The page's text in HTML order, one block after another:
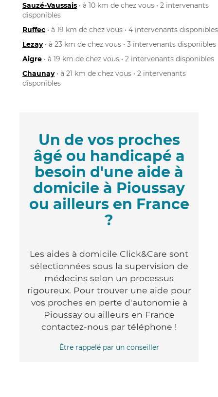
Sauzé-Vaussais • à 10 km de chez vous • 2 intervenants
disponibles
Ruffec • à 19 km de chez vous • 4 intervenants disponibles
Lezay• à 23 km de chez vous • 3 intervenants disponibles
Aigre • à 19 km de chez vous • 2 intervenants disponibles
Chaunay• à 21 km de chez vous • 2 intervenants
disponibles
Un de vos proches
âgé ou handicapé a
besoin d'une aide à
domicile à Pioussay
ou ailleurs en France
?
Les aides à domicile Click&Care sont
sélectionnées sous la supervision de
médecins selon un processus
rigoureux. Pour trouver une aide pour
vos proches en perte d'autonomie à
Pioussay ou ailleurs en France
contactez-nous par téléphone !
Être rappelé par un conseiller